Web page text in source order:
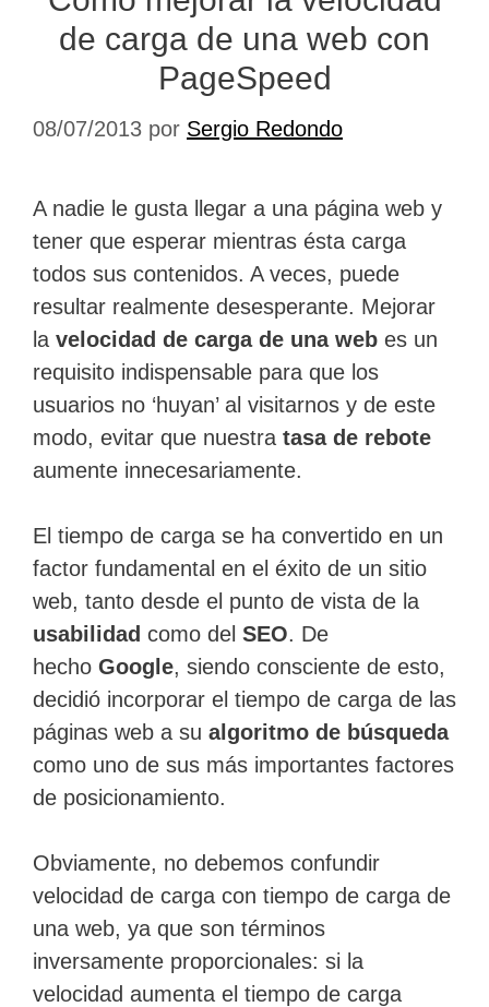
de carga de una web con
PageSpeed
08/07/2013 por Sergio Redondo
A nadie le gusta llegar a una página web y
tener que esperar mientras ésta carga
todos sus contenidos. A veces, puede
resultar realmente desesperante. Mejorar
la velocidad de carga de una web es un
requisito indispensable para que los
usuarios no ‘huyan’ al visitarnos y de este
modo, evitar que nuestra tasa de rebote
aumente innecesariamente.
El tiempo de carga se ha convertido en un
factor fundamental en el éxito de un sitio
web, tanto desde el punto de vista de la
usabilidad como del SEO. De
hecho Google, siendo consciente de esto,
decidió incorporar el tiempo de carga de las
páginas web a su algoritmo de búsqueda
como uno de sus más importantes factores
de posicionamiento.
Obviamente, no debemos confundir
velocidad de carga con tiempo de carga de
una web, ya que son términos
inversamente proporcionales: si la
velocidad aumenta el tiempo de carga